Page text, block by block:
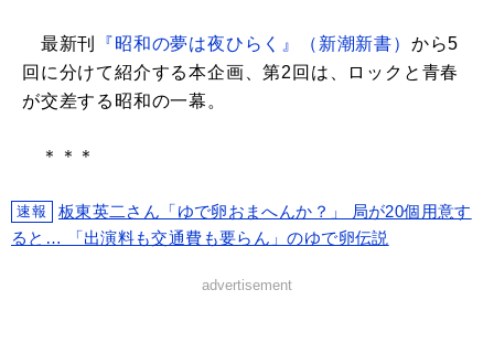
最新刊 『昭和の夢は夜ひらく』（新潮新書） から5
回に分けて紹介する本企画、第2回は、ロックと青春
が交差する昭和の一幕。
＊＊＊
速報
板東英二さん「ゆで卵おまへんか？」 局が20個用意す
ると… 「出演料も交通費も要らん」のゆで卵伝説
advertisement